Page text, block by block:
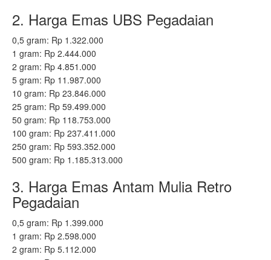
2. Harga Emas UBS Pegadaian
0,5 gram: Rp 1.322.000
1 gram: Rp 2.444.000
2 gram: Rp 4.851.000
5 gram: Rp 11.987.000
10 gram: Rp 23.846.000
25 gram: Rp 59.499.000
50 gram: Rp 118.753.000
100 gram: Rp 237.411.000
250 gram: Rp 593.352.000
500 gram: Rp 1.185.313.000
3. Harga Emas Antam Mulia Retro
Pegadaian
0,5 gram: Rp 1.399.000
1 gram: Rp 2.598.000
2 gram: Rp 5.112.000